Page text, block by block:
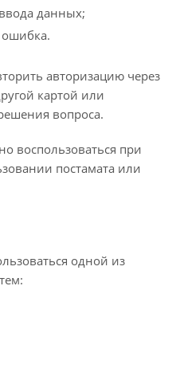
данных;
авторизацию через
картой или
вопроса.
воспользоваться при
постамата или
одной из